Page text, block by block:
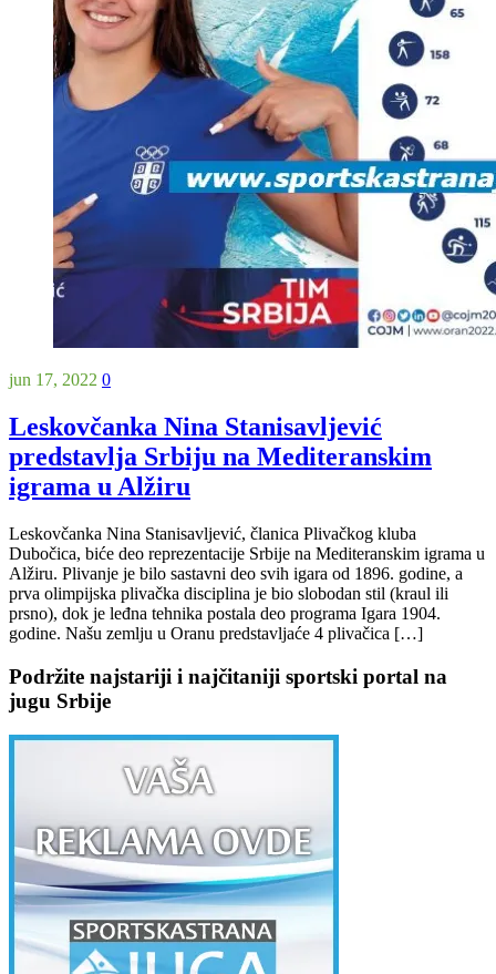
jun 17, 2022 0
Leskovčanka Nina Stanisavljević
predstavlja Srbiju na Mediteranskim
igrama u Alžiru
Leskovčanka Nina Stanisavljević, članica Plivačkog kluba
Dubočica, biće deo reprezentacije Srbije na Mediteranskim igrama u
Alžiru. Plivanje je bilo sastavni deo svih igara od 1896. godine, a
prva olimpijska plivačka disciplina je bio slobodan stil (kraul ili
prsno), dok je leđna tehnika postala deo programa Igara 1904.
godine. Našu zemlju u Oranu predstavljaće 4 plivačica […]
Podržite najstariji i najčitaniji sportski portal na
jugu Srbije